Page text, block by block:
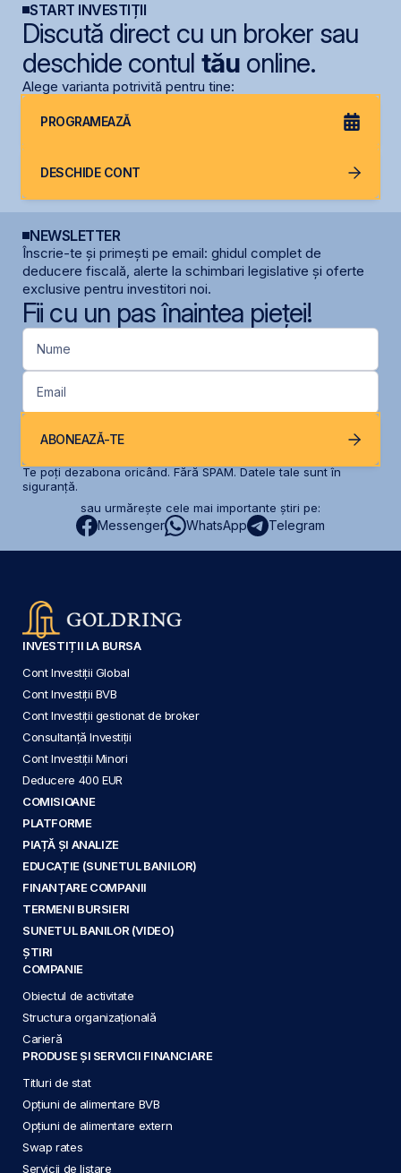
START INVESTIȚII
Discută direct cu un broker sau
deschide contul tăuonline.
Alege varianta potrivită pentru tine:
PROGRAMEAZĂ
DESCHIDE CONT
NEWSLETTER
Înscrie-te și primești pe email: ghidul complet de
deducere fiscală, alerte la schimbari legislative și oferte
exclusive pentru investitori noi.
Fii cu un pas înaintea pieței!
Nume
Email
ABONEAZĂ-TE
Te poți dezabona oricând. Fără SPAM. Datele tale sunt în
siguranță.
sau urmărește cele mai importante știri pe:
Messenger WhatsApp Telegram
INVESTIȚII LA BURSA
Cont Investiții Global
Cont Investiții BVB
Cont Investiții gestionat de broker
Consultanță Investiții
Cont Investiții Minori
Deducere 400 EUR
COMISIOANE
PLATFORME
PIAȚĂ ȘI ANALIZE
EDUCAȚIE (SUNETUL BANILOR)
FINANȚARE COMPANII
TERMENI BURSIERI
SUNETUL BANILOR (VIDEO)
ȘTIRI
COMPANIE
Obiectul de activitate
Structura organizațională
Carieră
PRODUSE ȘI SERVICII FINANCIARE
Titluri de stat
Opțiuni de alimentare BVB
Opțiuni de alimentare extern
Swap rates
Servicii de listare